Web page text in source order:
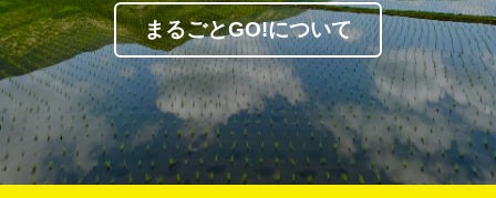
まるごとGO!について